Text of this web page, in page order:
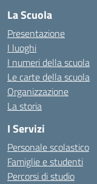
La Scuola
Presentazione
I luoghi
I numeri della scuola
Le carte della scuola
Organizzazione
La storia
I Servizi
Personale scolastico
Famiglie e studenti
Percorsi di studio